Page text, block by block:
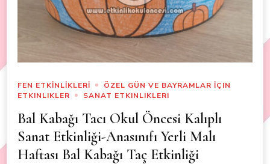
FEN ETKİNLİKLERİ
ÖZEL GÜN VE BAYRAMLAR İÇIN
ETKINLIKLER
SANAT ETKINLIKLERI
Bal Kabağı Tacı Okul Öncesi Kalıplı
Sanat Etkinliği-Anasınıfı Yerli Malı
Haftası Bal Kabağı Taç Etkinliği